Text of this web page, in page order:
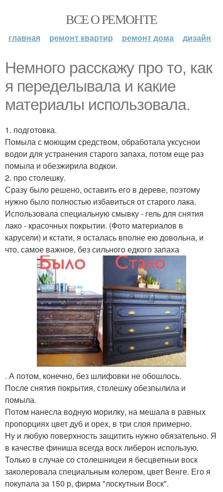
ВСЕ О РЕМОНТЕ
главная ремонт квартир ремонт дома дизайн
Немного расскажу про то, как
я переделывала и какие
материалы использовала.
1. подготовка.
Помыла с моющим средством, обработала уксуснои
водои для устранения старого запаха, потом еще раз
помыла и обезжирила водкои.
2. про столешку.
Сразу было решено, оставить его в дереве, поэтому
нужно было полностью избавиться от старого лака.
Использовала специальную смывку - гель для снятия
лако - красочных покрытии. (Фото материалов в
карусели) и кстати, я осталась вполне ею довольна, и
что, самое важное, без сильного едкого запаха
. А потом, конечно, без шлифовки не обошлось.
После снятия покрытия, столешку обезпылила и
помыла.
Потом нанесла водную морилку, на мешала в равных
пропорциях цвет дуб и орех, в три слоя примерно.
Ну и любую поверхность защитить нужно обязательно. Я
в качестве финиша всегда воск либерон использую.
Только в случае со столешницеи я бесцветныи воск
заколеровала специальным колером, цвет Венге. Его я
покупала за 150 р, фирма "лоскутныи Воск".